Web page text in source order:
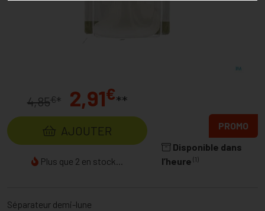
4,85€* 2,91€**
AJOUTER
Plus que 2 en stock...
PROMO
Disponible dans
l’heure (1)
Séparateur demi-lune